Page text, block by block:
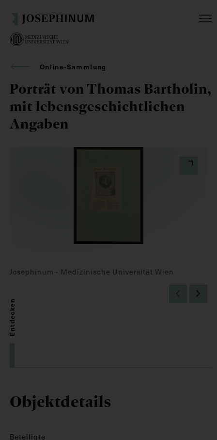
Online-Sammlung
Porträt von Thomas Bartholin,
mit lebensgeschichtlichen
Angaben
Josephinum - Medizinische Universität Wien
Entdecken
Objektdetails
Beteiligte